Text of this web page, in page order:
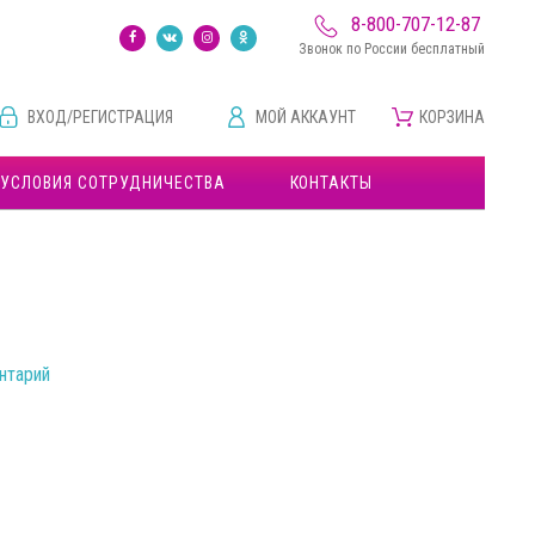
8-800-707-12-87
Звонок по России бесплатный
ВХОД/РЕГИСТРАЦИЯ МОЙ АККАУНТ КОРЗИНА
УСЛОВИЯ СОТРУДНИЧЕСТВА КОНТАКТЫ